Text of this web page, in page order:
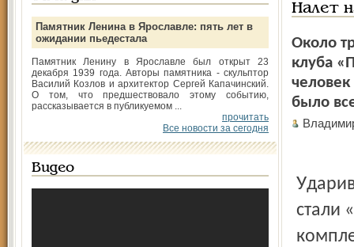
Памятник Ленина в Ярославле: пять лет в
ожидании пьедестала
Памятник Ленину в Ярославле был открыт 23
декабря 1939 года. Авторы памятника - скульптор
Василий Козлов и архитектор Сергей Капачинский.
О том, что предшествовало этому событию,
рассказывается в публикуемом ...
прочитать
Все новости за сегодня
Видео
Налет
Около
клуба
было
Ударив парня, налетчики надели на него наручники и
стали